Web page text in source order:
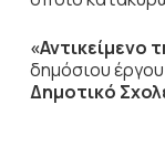
«Αντικείμενο
δημόσιου έργου
Δημοτικό